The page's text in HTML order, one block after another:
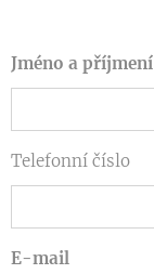
Jméno a příjmení
Telefonní číslo
E-mail